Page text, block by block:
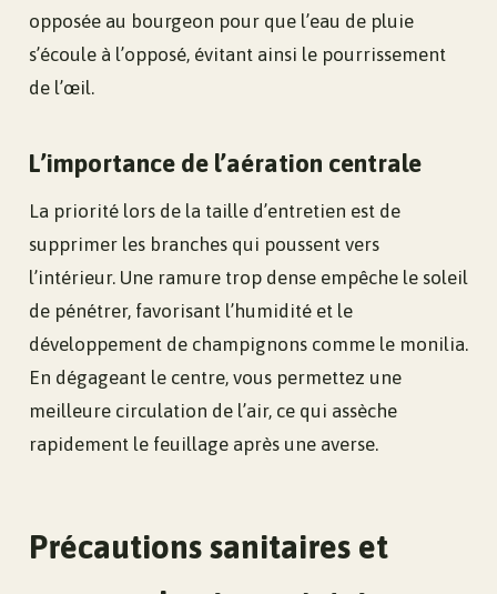
opposée au bourgeon pour que l’eau de pluie
s’écoule à l’opposé, évitant ainsi le pourrissement
de l’œil.
L’importance de l’aération centrale
La priorité lors de la taille d’entretien est de
supprimer les branches qui poussent vers
l’intérieur. Une ramure trop dense empêche le soleil
de pénétrer, favorisant l’humidité et le
développement de champignons comme le monilia.
En dégageant le centre, vous permettez une
meilleure circulation de l’air, ce qui assèche
rapidement le feuillage après une averse.
Précautions sanitaires et